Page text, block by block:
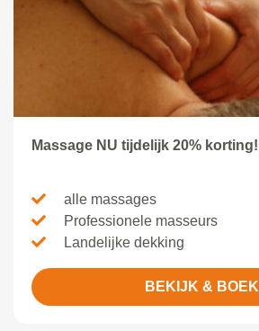
Massage NU tijdelijk 20% korting!
alle massages
Professionele masseurs
Landelijke dekking
BEKIJK & BOEK